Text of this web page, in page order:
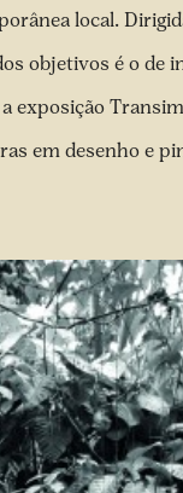
local.
objetivos é o de
exposição
em desenho e